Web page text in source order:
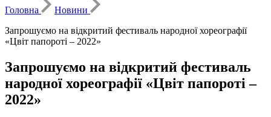
Головна
Новини
Запрошуємо на відкритий фестиваль народної хореографії
«Цвіт папороті – 2022»
Запрошуємо на відкритий фестиваль
народної хореографії «Цвіт папороті –
2022»